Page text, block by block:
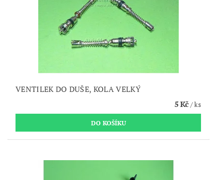
VENTILEK DO DUŠE, KOLA VELKÝ
5 Kč/ ks